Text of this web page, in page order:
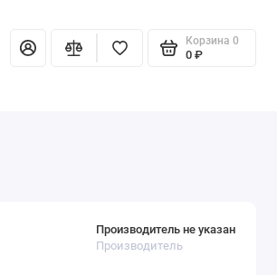
Корзина 0
0 ₽
Производитель не указан
Производитель